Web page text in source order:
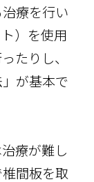
療を行い
）を使用
たりし、
が基本で
療が難し
間板を取